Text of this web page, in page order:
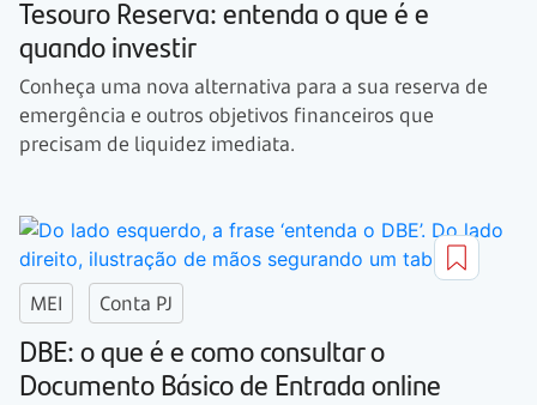
Tesouro Reserva: entenda o que é e
quando investir
Conheça uma nova alternativa para a sua reserva de
emergência e outros objetivos financeiros que
precisam de liquidez imediata.
MEI Conta PJ
DBE: o que é e como consultar o
Documento Básico de Entrada online